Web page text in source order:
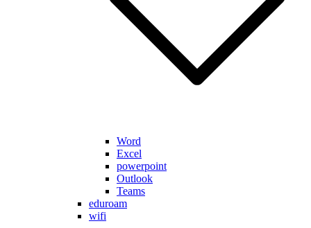
Word
Excel
powerpoint
Outlook
Teams
eduroam
wifi